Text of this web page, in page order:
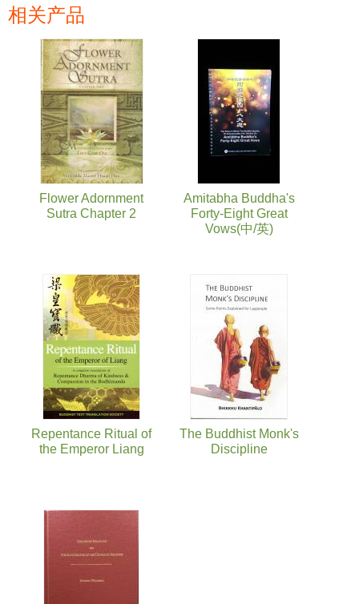
相关产品
Flower Adornment
Sutra Chapter 2
Amitabha Buddha's
Forty-Eight Great
Vows(中/英)
Repentance Ritual of
the Emperor Liang
The Buddhist Monk's
Discipline
页面